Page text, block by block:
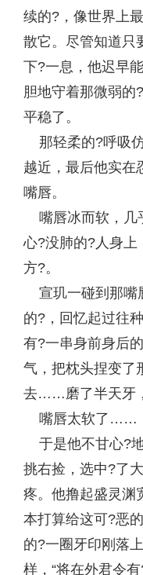
续的?，像世界上
散它。尽管知道只
下?一息，他迟早
胆地守着那微弱的
平稳了。
那轻柔的?呼吸
越近，最后他实在
嘴唇。
嘴唇冰而软，几
心?没肺的?人身上
方?。
宣玑一碰到那嘴
的?，回忆起过往
有?一串身前身后
气，把枕头捏变了
去……磨了半天牙
嘴唇太软了……
于是他不甘心?
挑右捡，选中?了
疼。他撸起盛灵渊
本打算给这可?恶
的?一圈牙印刚落
样，“将在外君令